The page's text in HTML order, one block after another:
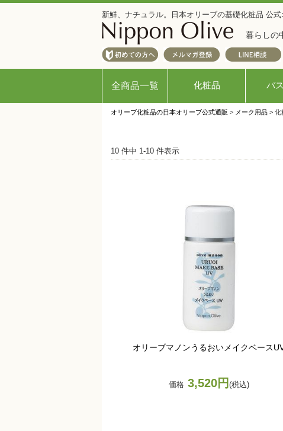
新鮮、ナチュラル。日本オリーブの基礎化粧品 公
暮らしの
全商品一覧 化粧品 バ
オリーブ化粧品の日本オリーブ公式通販 > メーク用品 > 化
10 件中 1-10 件表示
オリーブマノンうるおいメイクベース
価格 3,520円(税込)